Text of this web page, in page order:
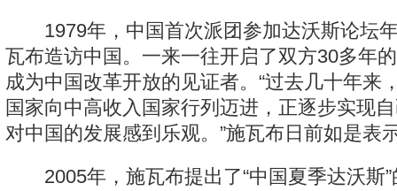
1979年，中国首次派团参加达沃斯论坛
瓦布造访中国。一来一往开启了双方30多年
成为中国改革开放的见证者。“过去几十年来
国家向中高收入国家行列迈进，正逐步实现
对中国的发展感到乐观。”施瓦布日前如是表
2005年，施瓦布提出了“中国夏季达沃斯”